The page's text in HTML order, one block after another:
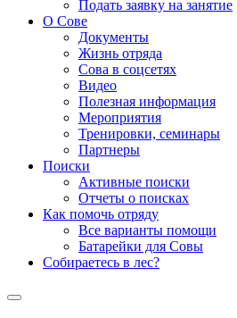
Подать заявку на занятие
О Сове
Документы
Жизнь отряда
Сова в соцсетях
Видео
Полезная информация
Мероприятия
Тренировки, семинары
Партнеры
Поиски
Активные поиски
Отчеты о поисках
Как помочь отряду
Все варианты помощи
Батарейки для Совы
Собираетесь в лес?